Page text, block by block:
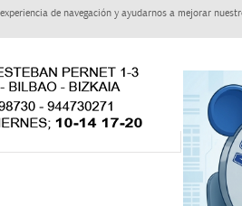
de navegación y ayudarnos a mejorar